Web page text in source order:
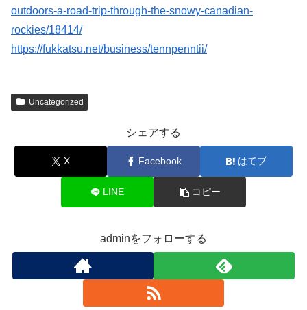
outdoors-a-road-trip-through-the-snowy-canadian-
rockies/18414/
https://fukkatsu.net/business/tennpenntii/
Uncategorized
シェアする
X Facebook はてブ
LINE コピー
adminをフォローする